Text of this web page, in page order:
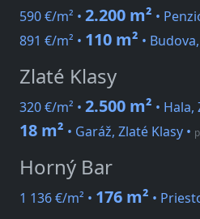
590 €/m² • 2.200 m² •
891 €/m² • 110 m² •
Zlaté Klasy
320 €/m² • 2.500 m² • Hala,
18 m² • Garáž, Zlaté Klasy •
Horný Bar
1 136 €/m² • 176 m² •